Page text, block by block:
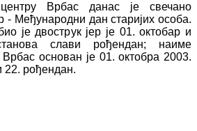
Врбас данас је свечано
- Међународни дан старијих особа.
је двострук јер је 01. октобар и
слави рођендан; наиме
основан је 01. октобра 2003.
22. рођендан.